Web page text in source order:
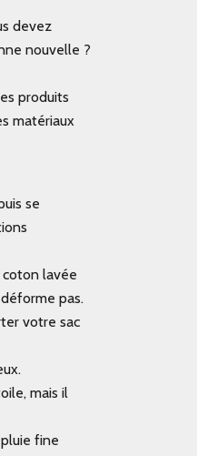
devez
nouvelle ?
produits
matériaux
se
coton lavée
pas.
votre sac
mais il
fine